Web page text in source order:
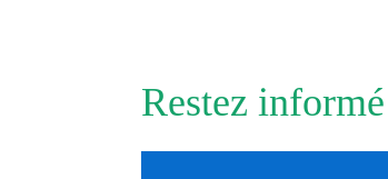
Restez